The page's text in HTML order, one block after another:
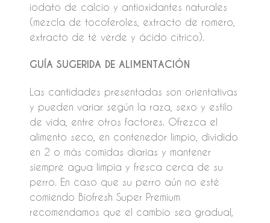
iodato de calcio y antioxidantes naturales
(mezcla de tocoferoles, extracto de romero,
extracto de té verde y ácido cítrico).
GUÍA SUGERIDA DE ALIMENTACIÓN
Las cantidades presentadas son orientativas
y pueden variar según la raza, sexo y estilo
de vida, entre otros factores. Ofrezca el
alimento seco, en contenedor limpio, dividido
en 2 o más comidas diarias y mantener
siempre agua limpia y fresca cerca de su
perro. En caso que su perro aún no esté
comiendo Biofresh Super Premium
recomendamos que el cambio sea gradual,